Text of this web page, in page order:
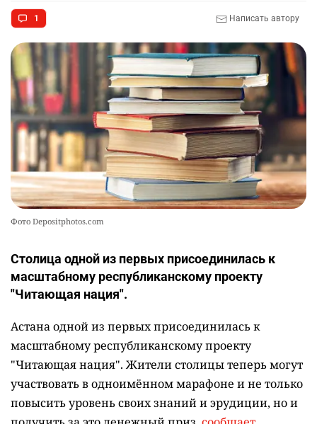
1 Написать автору
Фото Depositphotos.com
Столица одной из первых присоединилась к
масштабному республиканскому проекту
"Читающая нация".
Астана одной из первых присоединилась к
масштабному республиканскому проекту
"Читающая нация". Жители столицы теперь могут
участвовать в одноимённом марафоне и не только
повысить уровень своих знаний и эрудиции, но и